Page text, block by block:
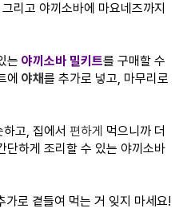
리고 야끼소바에 마요네즈까지
는 야끼소바 밀키트를 구매할 수
에 야채를 추가로 넣고, 마무리로
고, 집에서 편하게 먹으니까 더
단하게 조리할 수 있는 야끼소바
가로 곁들여 먹는 거 잊지 마세요!